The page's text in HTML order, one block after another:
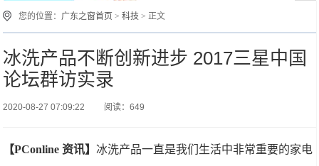
您的位置： 广东之窗首页 >科技 > 正文
冰洗产品不断创新进步 2017三星中国
论坛群访实录
2020-08-27 07:09:22 阅读：649
【PConline 资讯】冰洗产品一直是我们生活中非常重要的家电